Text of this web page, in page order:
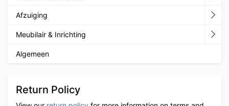
Afzuiging
Meubilair & Inrichting
Algemeen
Return Policy